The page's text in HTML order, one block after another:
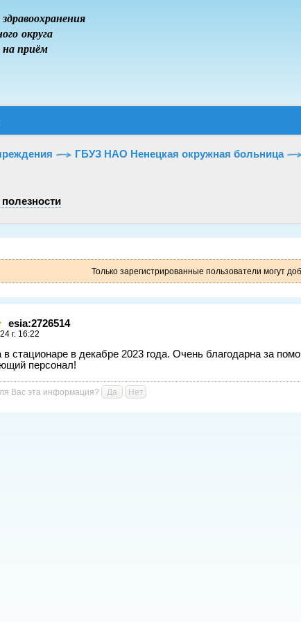
округа
на приём
ГБУЗ НАО Ненецкая окружная больница
полезности
Только зарегистрированные пользователи могут
esia:2726514
г. 16:22
стационаре в декабре 2023 года. Очень благодарна за
персонал!
Вас эта информация? Да Нет